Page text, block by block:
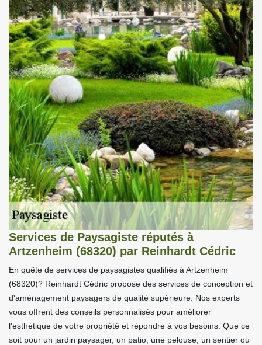
Services de Paysagiste réputés à
Artzenheim (68320) par Reinhardt Cédric
En quête de services de paysagistes qualifiés à Artzenheim
(68320)? Reinhardt Cédric propose des services de conception et
d'aménagement paysagers de qualité supérieure. Nos experts
vous offrent des conseils personnalisés pour améliorer
l'esthétique de votre propriété et répondre à vos besoins. Que ce
soit pour un jardin paysager, un patio, une pelouse, un sentier ou